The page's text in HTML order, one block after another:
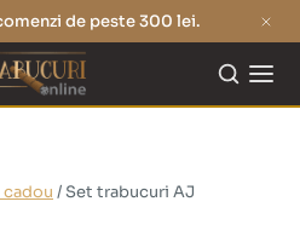
de peste 300 lei.
/ Set trabucuri AJ